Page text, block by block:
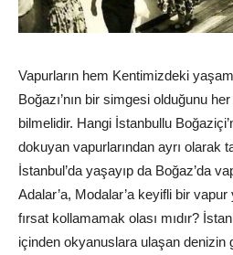
Vapurların hem Kentimizdeki
Boğazı’nın bir simgesi olduğunu
bilmelidir. Hangi İstanbullu
dokuyan vapurlarından ayrı olarak
İstanbul’da yaşayıp da Boğaz’da
Adalar’a, Modalar’a keyifli bir
fırsat kollamamak olası mıdır?
içinden okyanuslara ulaşan denizin